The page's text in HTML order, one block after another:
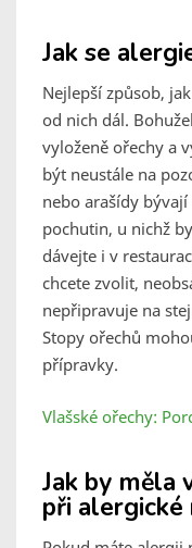
Jak se
Nejlepší způsob,
od nich dál.
vyloženě ořechy a
být neustále na
nebo arašídy
pochutin, u nichž
dávejte i v
chcete zvolit,
nepřipravuje na
Stopy ořechů
přípravky.
Vlašské ořechy:
Jak by měla
při alergické